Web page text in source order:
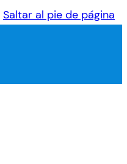
Saltar al pie de página